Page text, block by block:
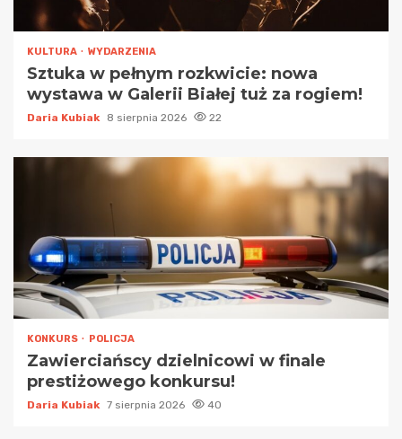
KULTURA WYDARZENIA
Sztuka w pełnym rozkwicie: nowa
wystawa w Galerii Białej tuż za rogiem!
Daria Kubiak 8 sierpnia 2026 22
KONKURS POLICJA
Zawierciańscy dzielnicowi w finale
prestiżowego konkursu!
Daria Kubiak 7 sierpnia 2026 40